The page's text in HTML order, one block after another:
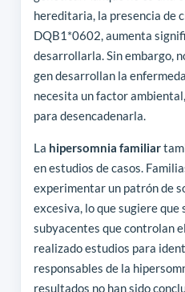
hereditaria, la presencia de
DQB1*0602, aumenta
desarrollarla. Sin embargo,
gen desarrollan la
necesita un factor
para desencadenarla.
La hipersomnia familiar
en estudios de casos.
experimentar un patrón de
excesiva, lo que sugiere que
subyacentes que controlan
realizado estudios para
responsables de la
resultados no han sido